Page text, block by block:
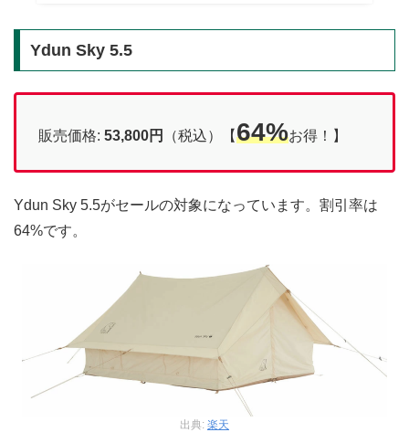
Ydun Sky 5.5
販売価格: 53,800円 （税込）【64%お得！】
Ydun Sky 5.5がセールの対象になっています。割引率は
64%です。
出典: 楽天